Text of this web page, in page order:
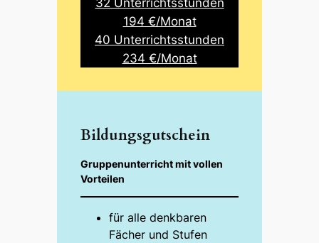
194 €/Monat
40 Unterrichtsstunden
234 €/Monat
Bildungsgutschein
Gruppenunterricht mit vollen
Vorteilen
für alle denkbaren
Fächer und Stufen